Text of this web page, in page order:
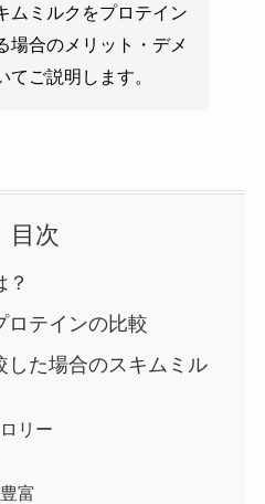
ムミルクをプロテイン
場合のメリット・デメ
てご説明します。
目次
？
ロテインの比較
した場合のスキムミル
リー
富